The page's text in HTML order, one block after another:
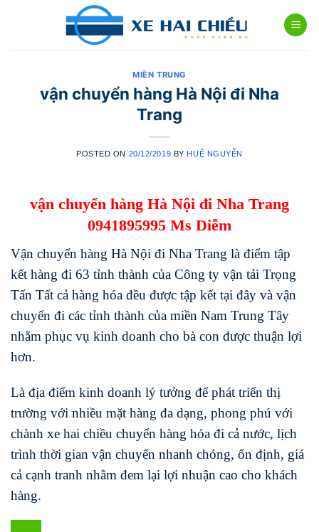
MIỀN TRUNG
vận chuyển hàng Hà Nội đi Nha
Trang
POSTED ON 20/12/2019 BY HUỆ NGUYỄN
vận chuyển hàng Hà Nội đi Nha Trang
0941895995 Ms Diễm
Vận chuyển hàng Hà Nội đi Nha Trang là điểm tập
kết hàng đi 63 tỉnh thành của Công ty vận tải Trọng
Tấn Tất cả hàng hóa đều được tập kết tại đây và vận
chuyển đi các tỉnh thành của miền Nam Trung Tây
nhằm phục vụ kinh doanh cho bà con được thuận lợi
hơn.
Là địa điểm kinh doanh lý tưởng để phát triển thị
trường với nhiều mặt hàng đa dạng, phong phú với
chành xe hai chiều chuyển hàng hóa đi cả nước, lịch
trình thời gian vận chuyển nhanh chóng, ổn định, giá
cả cạnh tranh nhằm đem lại lợi nhuận cao cho khách
hàng.